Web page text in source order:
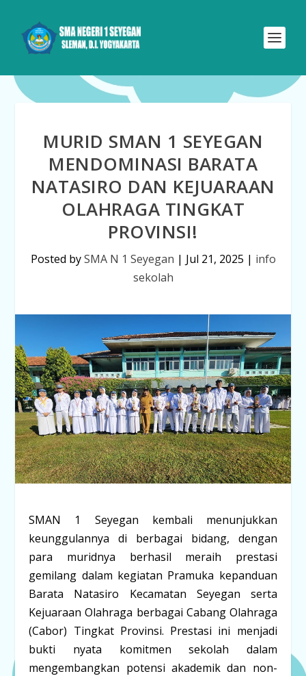
MURID SMAN 1 SEYEGAN
MENDOMINASI BARATA
NATASIRO DAN KEJUARAAN
OLAHRAGA TINGKAT
PROVINSI!
Posted bySMA N 1 Seyegan | Jul 21, 2025 | info
sekolah
SMAN 1 Seyegan kembali menunjukkan
keunggulannya di berbagai bidang, dengan
para muridnya berhasil meraih prestasi
gemilang dalam kegiatan Pramuka kepanduan
Barata Natasiro Kecamatan Seyegan serta
Kejuaraan Olahraga berbagai Cabang Olahraga
(Cabor) Tingkat Provinsi. Prestasi ini menjadi
bukti nyata komitmen sekolah dalam
mengembangkan potensi akademik dan non-